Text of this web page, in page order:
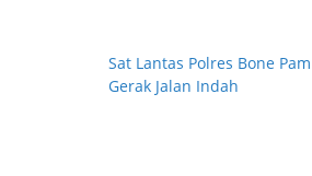
Sat Lantas Polres Bone
Gerak Jalan Indah